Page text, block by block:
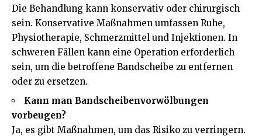
Die Behandlung kann konservativ oder chirurgisch
sein. Konservative Maßnahmen umfassen Ruhe,
Physiotherapie, Schmerzmittel und Injektionen. In
schweren Fällen kann eine Operation erforderlich
sein, um die betroffene Bandscheibe zu entfernen
oder zu ersetzen.
Kann man Bandscheibenvorwölbungen
vorbeugen?
Ja, es gibt Maßnahmen, um das Risiko zu verringern.